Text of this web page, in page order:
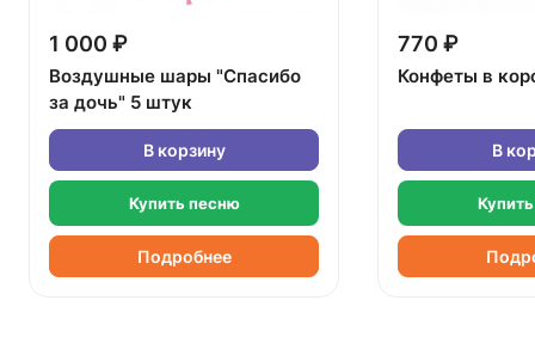
1 000 ₽
Воздушные шары "Спасибо
за дочь" 5 штук
В корзину
Купить песню
Подробнее
770 ₽
Конфеты в
В